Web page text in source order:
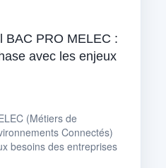
BAC PRO MELEC :
avec les enjeux
(Métiers de
Connectés)
besoins des entreprises